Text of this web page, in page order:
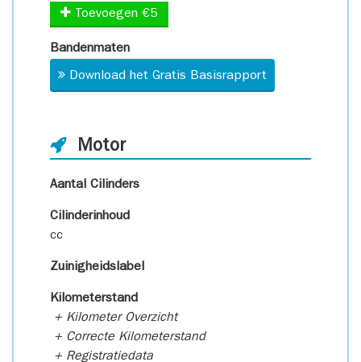
Toevoegen €5
Bandenmaten
Download het Gratis Basisrapport
Motor
Aantal Cilinders
Cilinderinhoud
cc
Zuinigheidslabel
Kilometerstand
+ Kilometer Overzicht
+ Correcte Kilometerstand
+ Registratiedata